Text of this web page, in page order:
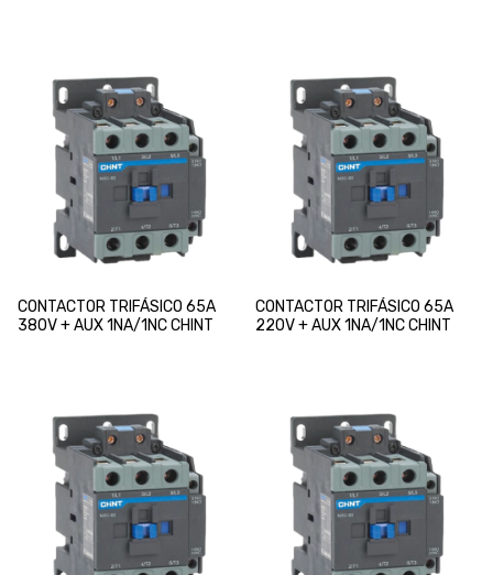
CONTACTOR TRIFÁSICO 65A
380V + AUX 1NA/1NC CHINT
CONTACTOR TRIFÁSICO 65A
220V + AUX 1NA/1NC CHINT